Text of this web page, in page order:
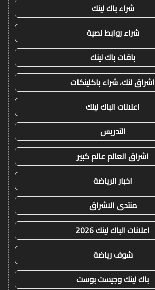
شراء باك لينك
شراء روابط نصية
باقات باك لينك
اشراق لنك، شراء باكلينكات
اعلانات الباك لينك
التدريس
اشراق العالم عالم كبير
اخبار الرياضة
منتدى الاشراق
اعلانات الباك لينك 2026
شوف رياضة
باك لينك وجيست بوست